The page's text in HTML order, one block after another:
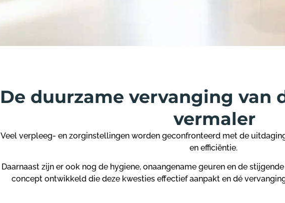
De duurzame vervanging van
vermaler
Veel verpleeg- en zorginstellingen worden geconfronteerd met de
en efficiëntie.
Daarnaast zijn er ook nog de hygiene, onaangename geurenen de stijgende
concept ontwikkeld die deze kwesties effectief aanpakt en dé